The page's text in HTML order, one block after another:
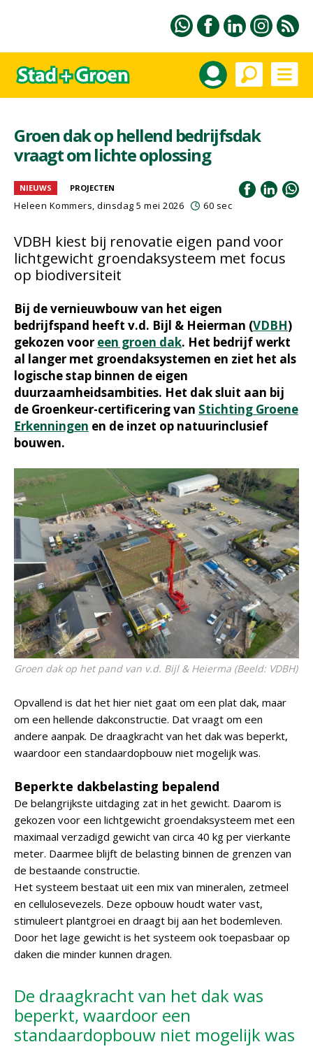
Groen dak op hellend bedrijfsdak
vraagt om lichte oplossing
NIEUWS PROJECTEN
Heleen Kommers, dinsdag 5 mei 2026 60 sec
VDBH kiest bij renovatie eigen pand voor
lichtgewicht groendaksysteem met focus
op biodiversiteit
Bij de vernieuwbouw van het eigen
bedrijfspand heeft v.d. Bijl & Heierman (VDBH)
gekozen voor een groen dak. Het bedrijf werkt
al langer met groendaksystemen en ziet het als
logische stap binnen de eigen
duurzaamheidsambities. Het dak sluit aan bij
de Groenkeur-certificering van Stichting Groene
Erkenningen en de inzet op natuurinclusief
bouwen.
Groen dak op het pand van v.d. Bijl & Heierma (Beeld: VDBH)
Opvallend is dat het hier niet gaat om een plat dak, maar
om een hellende dakconstructie. Dat vraagt om een
andere aanpak. De draagkracht van het dak was beperkt,
waardoor een standaardopbouw niet mogelijk was.
Beperkte dakbelasting bepalend
De belangrijkste uitdaging zat in het gewicht. Daarom is
gekozen voor een lichtgewicht groendaksysteem met een
maximaal verzadigd gewicht van circa 40 kg per vierkante
meter. Daarmee blijft de belasting binnen de grenzen van
de bestaande constructie.
Het systeem bestaat uit een mix van mineralen, zetmeel
en cellulosevezels. Deze opbouw houdt water vast,
stimuleert plantgroei en draagt bij aan het bodemleven.
Door het lage gewicht is het systeem ook toepasbaar op
daken die minder kunnen dragen.
De draagkracht van het dak was
beperkt, waardoor een
standaardopbouw niet mogelijk was